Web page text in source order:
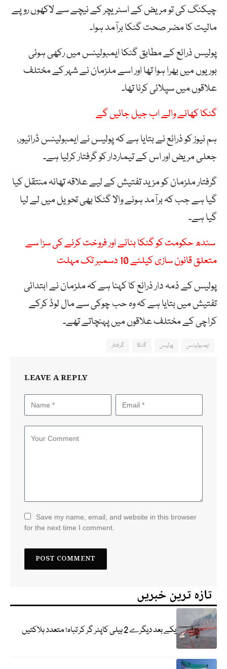
چیکنگ کی تو مریض کے اسٹریچر کے نیچے سے لاکھوں روپے
مالیت کا مضر صحت گٹکا برآمد ہوا۔
پولیس ذرائع کے مطابق گٹکا ایمبولینس میں رکھی ہوئی
بوریوں میں بھرا ہوا تھا اور اسے ملزمان نے شہر کے مختلف
علاقوں میں سپلائی کرنا تھا۔
گٹکا کھانے والے اب جیل جائیں گے
ہم نیوز کو ذرائع نے بتایا ہے کہ پولیس نے ایمبولینس ڈرائیور،
جعلی مریض اور اس کے تیماردار کو گرفتار کرلیا ہے۔
گرفتار ملزمان کو مزید تفتیش کے لیے علاقہ تھانہ منتقل کیا
گیا ہے جب کہ برآمد ہونے والا گٹکا بھی تحویل میں لے لیا
گیا ہے۔
سندھ حکومت کو گٹکا بنانے اور فروخت کرنے کی سزا سے
متعلق قانون سازی کیلئے 10 دسمبر تک مہلت
پولیس کے ذمہ دار ذرائع کا کہنا ہے کہ ملزمان نے ابتدائی
تفتیش میں بتایا ہے کہ وہ حب چوکی سے مال لوڈ کرکے
کراچی کے مختلف علاقوں میں پہنچاتے تھے۔
ایمبولینس پولیس گٹکا گرفتار
LEAVE A REPLY
Save my name, email, and website in this browser
for the next time I comment.
تازہ ترین خبریں
یکے بعد دیگرے 2 ہیلی کاپٹر گر کر تباہ؛ متعدد ہلاکتیں